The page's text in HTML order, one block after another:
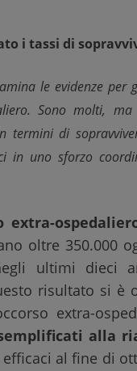
i tassi di
le evidenze
Sono molti,
termini di
in uno sforzo
extra-
oltre 350.000
ultimi dieci
risultato si è
extra-
alla
al fine di